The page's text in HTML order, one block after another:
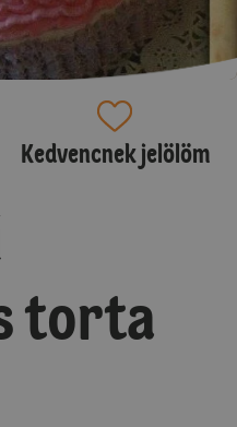
Kedvencnek jelölöm
torta